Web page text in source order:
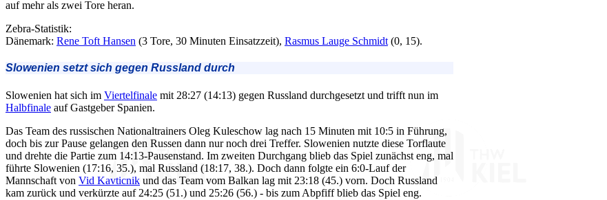
auf mehr als zwei Tore heran.
Zebra-Statistik:
Dänemark: Rene Toft Hansen (3 Tore, 30 Minuten Einsatzzeit), Rasmus Lauge Schmidt (0, 15).
Slowenien setzt sich gegen Russland durch
Slowenien hat sich im Viertelfinale mit 28:27 (14:13) gegen Russland durchgesetzt und trifft nun im
Halbfinale auf Gastgeber Spanien.
Das Team des russischen Nationaltrainers Oleg Kuleschow lag nach 15 Minuten mit 10:5 in Führung,
doch bis zur Pause gelangen den Russen dann nur noch drei Treffer. Slowenien nutzte diese Torflaute
und drehte die Partie zum 14:13-Pausenstand. Im zweiten Durchgang blieb das Spiel zunächst eng, mal
führte Slowenien (17:16, 35.), mal Russland (18:17, 38.). Doch dann folgte ein 6:0-Lauf der
Mannschaft von Vid Kavticnik und das Team vom Balkan lag mit 23:18 (45.) vorn. Doch Russland
kam zurück und verkürzte auf 24:25 (51.) und 25:26 (56.) - bis zum Abpfiff blieb das Spiel eng.